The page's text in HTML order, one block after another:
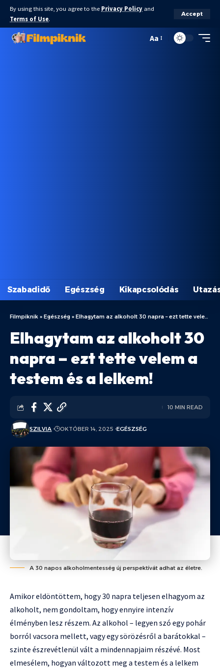
By using this site, you agree to the Privacy Policy and
Terms of Use.
Accept
Aa
Szabadidő Egészség Kikapcsolódás
Filmpiknik » Egészség » Elhagytam az alkoholt 30 napra – ezt tette velem a testem és a lelkem!
Elhagytam az alkoholt 30
napra – ezt tette velem a
testem és a lelkem!
SZILVIA OKTÓBER 14, 2025 EGÉSZSÉG
10 MIN READ
A 30 napos alkoholmentesség új perspektívát adhat az életre.
Amikor eldöntöttem, hogy 30 napra teljesen elhagyom az
alkoholt, nem gondoltam, hogy ennyire intenzív
élményben lesz részem. Az alkohol – legyen szó egy pohár
borról vacsora mellett, vagy egy sörözésről a barátokkal –
szinte észrevétlenül vált a mindennapjaim részévé. Most
elmesélem, hogyan változott meg a testem és a lelkem